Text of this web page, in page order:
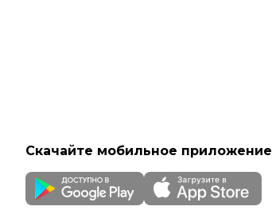
Скачайте мобильное приложение